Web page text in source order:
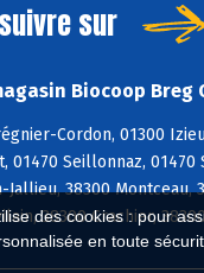
des cookies : pour
en toute
sur
Biocoop Breg
Cordon, 01300
01470 Seillonnaz,
Jallieu, 38300 Montceau,
38300 Crachier,